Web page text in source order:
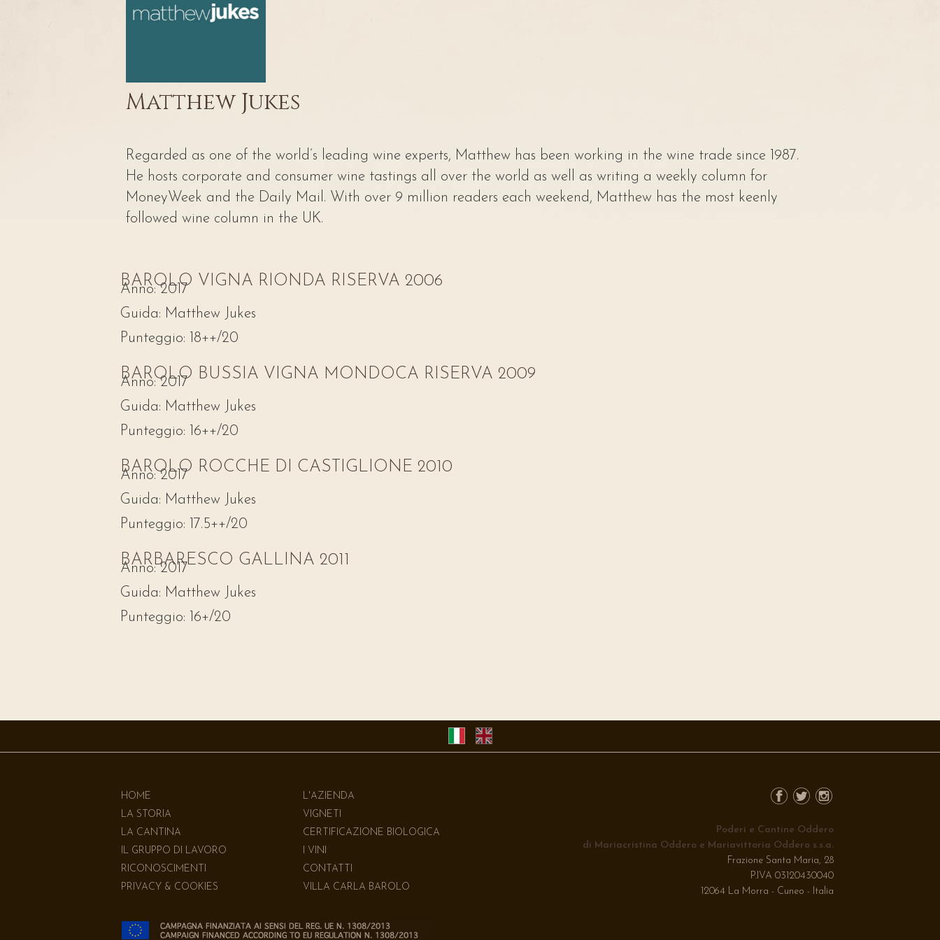
Matthew Jukes
Regarded as one of the world’s leading wine experts, Matthew has been working in the wine trade since 1987.
He hosts corporate and consumer wine tastings all over the world as well as writing a weekly column for
MoneyWeek and the Daily Mail. With over 9 million readers each weekend, Matthew has the most keenly
followed wine column in the UK.
BAROLO VIGNA RIONDA RISERVA 2006
Anno: 2017
Guida: Matthew Jukes
Punteggio:
18++/20
BAROLO BUSSIA VIGNA MONDOCA RISERVA 2009
Anno: 2017
Guida: Matthew Jukes
Punteggio:
16++/20
BAROLO ROCCHE DI CASTIGLIONE 2010
Anno: 2017
Guida: Matthew Jukes
Punteggio:
17.5++/20
BARBARESCO GALLINA 2011
Anno: 2017
Guida: Matthew Jukes
Punteggio:
16+/20
HOME
L'AZIENDA
LA STORIA
VIGNETI
LA CANTINA
CERTIFICAZIONE BIOLOGICA
IL GRUPPO DI LAVORO
I VINI
RICONOSCIMENTI
CONTATTI
PRIVACY & COOKIES
VILLA CARLA BAROLO
Poderi e Cantine Oddero
di Mariacristina Oddero e Mariavittoria Oddero s.s.a.
Frazione Santa Maria, 28
P.IVA 03120430040
12064 La Morra - Cuneo - Italia